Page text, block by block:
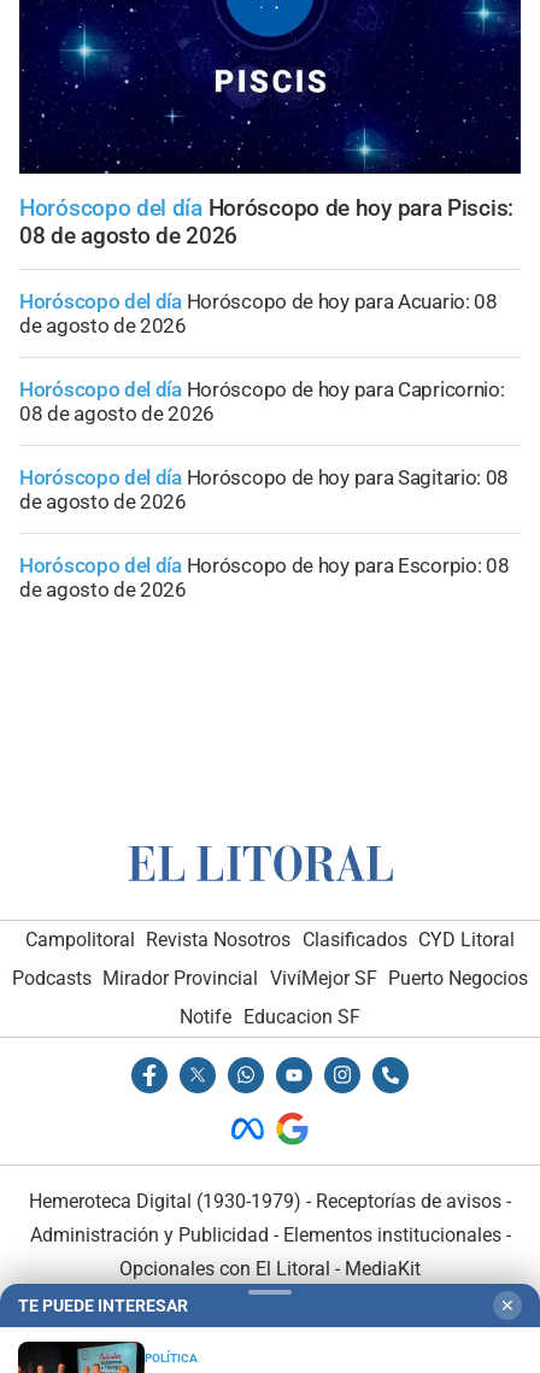
Horóscopo del día Horóscopo de hoy para Piscis:
08 de agosto de 2026
Horóscopo del día Horóscopo de hoy para Acuario: 08
de agosto de 2026
Horóscopo del día Horóscopo de hoy para Capricornio:
08 de agosto de 2026
Horóscopo del día Horóscopo de hoy para Sagitario: 08
de agosto de 2026
Horóscopo del día Horóscopo de hoy para Escorpio: 08
de agosto de 2026
Campolitoral Revista Nosotros Clasificados CYD Litoral
Podcasts Mirador Provincial VivíMejor SF Puerto Negocios
Notife Educacion SF
Hemeroteca Digital (1930-1979) - Receptorías de avisos -
Administración y Publicidad - Elementos institucionales-
Opcionales con El Litoral - MediaKit
TE PUEDE INTERESAR ✕
POLÍTICA